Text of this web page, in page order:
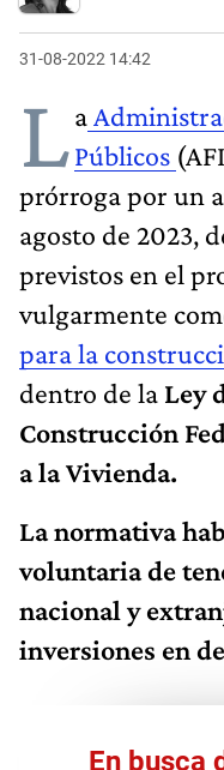
31-08-2022 14:42
La
Públicos
prórroga por un
agosto de 2023,
previstos en el
vulgarmente
para la
dentro de la Ley
Construcción
a la Vivienda.
La normativa
voluntaria de
nacional y
inversiones en
En busca